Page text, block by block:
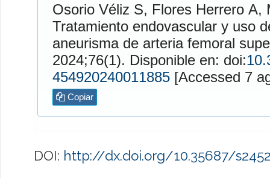
Osorio Véliz S, Flores HerreroA,
Tratamiento endovascular y uso de IVUS
aneurisma de arteria femoral
2024;76(1). Disponible en: doi:
454920240011885
Copiar
DOI: http://dx.doi.org/10.35687/